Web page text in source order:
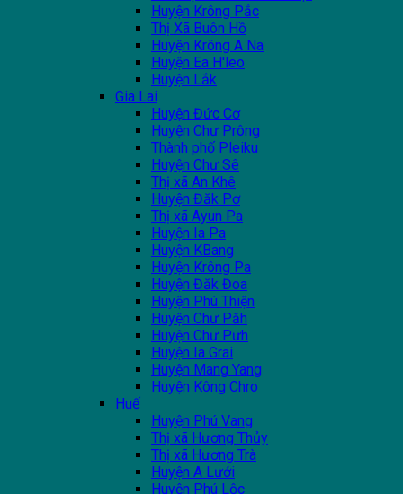
Huyện Krông Pắc
Thị Xã Buôn Hồ
Huyện Krông A Na
Huyện Ea H'leo
Huyện Lắk
Gia Lai
Huyện Đức Cơ
Huyện Chư Prông
Thành phố Pleiku
Huyện Chư Sê
Thị xã An Khê
Huyện Đăk Pơ
Thị xã Ayun Pa
Huyện Ia Pa
Huyện KBang
Huyện Krông Pa
Huyện Đăk Đoa
Huyện Phú Thiện
Huyện Chư Păh
Huyện Chư Pưh
Huyện Ia Grai
Huyện Mang Yang
Huyện Kông Chro
Huế
Huyện Phú Vang
Thị xã Hương Thủy
Thị xã Hương Trà
Huyện A Lưới
Huyện Phú Lộc